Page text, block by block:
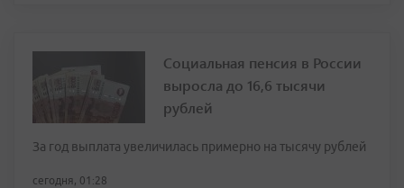
Социальная пенсия в России
выросла до 16,6 тысячи
рублей
За год выплата увеличилась примерно на тысячу рублей
сегодня, 01:28